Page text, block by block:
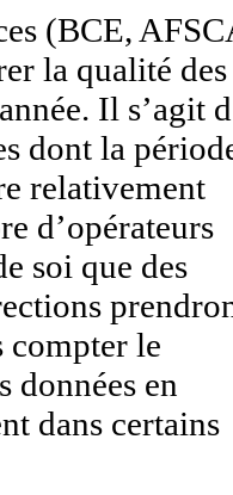
(BCE,
la qualité des
Il s’agit
dont la
relativement
d’opérateurs
soi que des
compter le
données en
dans certains